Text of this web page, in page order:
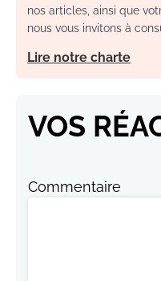
nos articles, ainsi que
nous vous invitons à
Lire notre charte
VOS
Commentaire